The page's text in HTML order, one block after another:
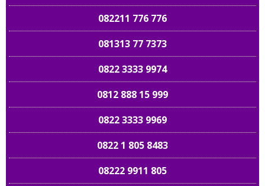
082211 776 776
081313 77 7373
0822 3333 9974
0812 888 15 999
0822 3333 9969
0822 1 805 8483
08222 9911 805